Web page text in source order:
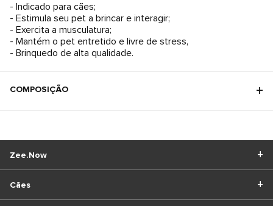
- Indicado para cães;
- Estimula seu pet a brincar e interagir;
- Exercita a musculatura;
- Mantém o pet entretido e livre de stress,
- Brinquedo de alta qualidade.
COMPOSIÇÃO
Cães
Zee.Now